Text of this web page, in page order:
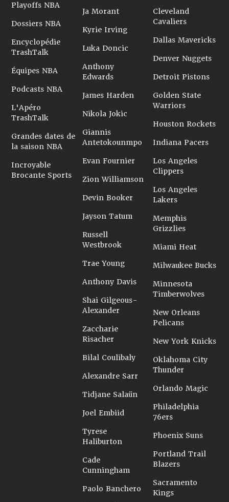
Playoffs NBA
Dossiers NBA
Encyclopédie
TrashTalk
Équipes NBA
Podcasts NBA
L'Apéro
TrashTalk
Grandes dates de
la saison NBA
Incroyable
Brocante Sports
Ja Morant
Kyrie Irving
Luka Doncic
Anthony
Edwards
James Harden
Nikola Jokic
Giannis
Antetokounmpo
Evan Fournier
Zion Williamson
Devin Booker
Jayson Tatum
Russell
Westbrook
Trae Young
Anthony Davis
Shai Gilgeous-
Alexander
Zaccharie
Risacher
Bilal Coulibaly
Alexandre Sarr
Tidjane Salaün
Joel Embiid
Tyrese
Haliburton
Cade
Cunningham
Paolo Banchero
Cleveland
Cavaliers
Dallas Mavericks
Denver Nuggets
Detroit Pistons
Golden State
Warriors
Houston Rockets
Indiana Pacers
Los Angeles
Clippers
Los Angeles
Lakers
Memphis
Grizzlies
Miami Heat
Milwaukee Bucks
Minnesota
Timberwolves
New Orleans
Pelicans
New York Knicks
Oklahoma City
Thunder
Orlando Magic
Philadelphia
76ers
Phoenix Suns
Portland Trail
Blazers
Sacramento
Kings